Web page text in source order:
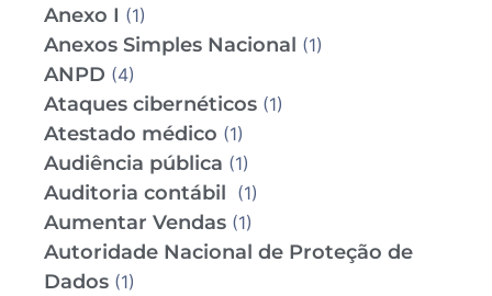
Anexo I (1)
Anexos Simples Nacional (1)
ANPD (4)
Ataques cibernéticos (1)
Atestado médico (1)
Audiência pública (1)
Auditoria contábil (1)
Aumentar Vendas (1)
Autoridade Nacional de Proteção de
Dados (1)